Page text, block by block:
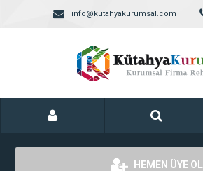
info@kutahyakurumsal.com
HEMEN ÜYE OL